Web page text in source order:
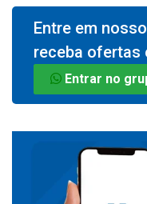
Entre em
receba ofertas
Entrar no